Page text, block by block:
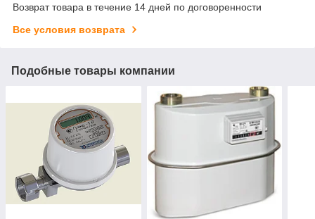
Возврат товара в течение 14 дней по договоренности
Все условия возврата
Подобные товары компании